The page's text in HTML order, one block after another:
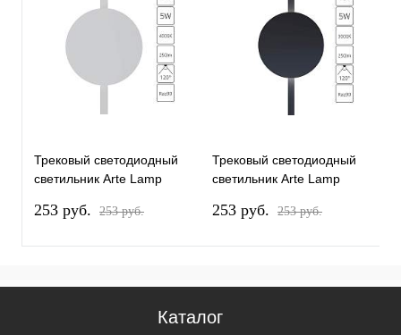
Трековый светодиодный
светильник Arte Lamp
253 pуб. 253 pуб.
Трековый светодиодный
светильник Arte Lamp
253 pуб. 253 pуб.
Каталог